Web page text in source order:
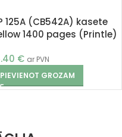
125A (CB542A) kasete
1400 pages (Printle)
€ ar PVN
PIEVIENOT GROZAM